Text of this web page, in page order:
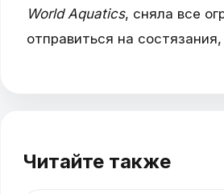
World Aquatics, сняла все
отправиться на
Читайте также